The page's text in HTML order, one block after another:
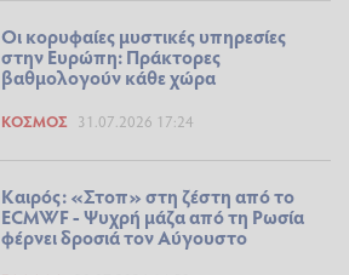
Οι κορυφαίες μυστικές υπηρεσίες
στην Ευρώπη: Πράκτορες
βαθμολογούν κάθε χώρα
ΚΌΣΜΟΣ 31.07.2026 17:24
Καιρός: «Στοπ» στη ζέστη από το
ECMWF - Ψυχρή μάζα από τη Ρωσία
φέρνει δροσιά τον Αύγουστο